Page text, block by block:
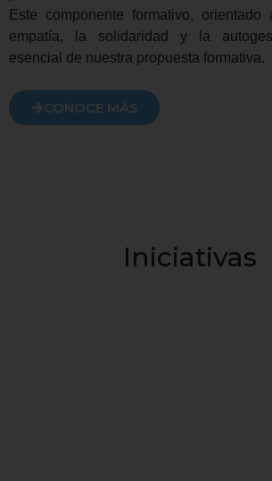
Este componente formativo,
empatía, la solidaridad y la
esencial de nuestra propuesta formativa.
CONOCE MÁS
Iniciativas